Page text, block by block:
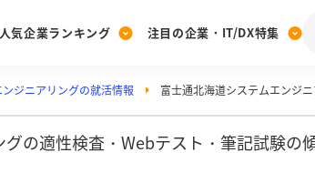
[27卒] 本選考体験記投稿キャン
人気企業ランキング
る
みんなのDX企業就職ブランド調
注目の企業・IT/DX特集
ジニアリングの就活情報 富士通北海道システムエンジ
の適性検査・Webテスト・筆記試験の